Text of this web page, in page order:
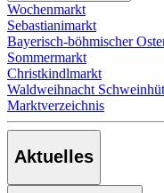
Wochenmarkt
Sebastianimarkt
Bayerisch-böhmischer
Sommermarkt
Christkindlmarkt
Waldweihnacht
Marktverzeichnis
Aktuelles